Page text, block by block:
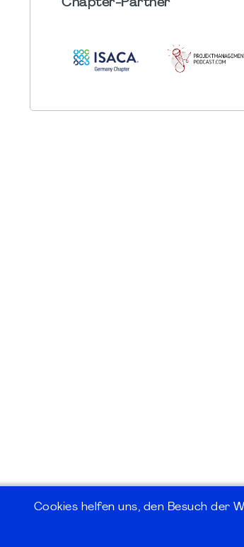
Chapter-Partner
Cookies helfen uns, den Besuch der